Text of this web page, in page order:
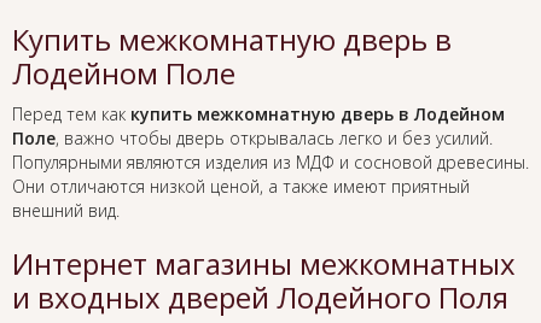
Купить межкомнатную дверь в
Лодейном Поле
Перед тем как купить межкомнатную дверь в Лодейном
Поле, важно чтобы дверь открывалась легко и без усилий.
Популярными являются изделия из МДФ и сосновой древесины.
Они отличаются низкой ценой, а также имеют приятный
внешний вид.
Интернет магазины межкомнатных
и входных дверей Лодейного Поля